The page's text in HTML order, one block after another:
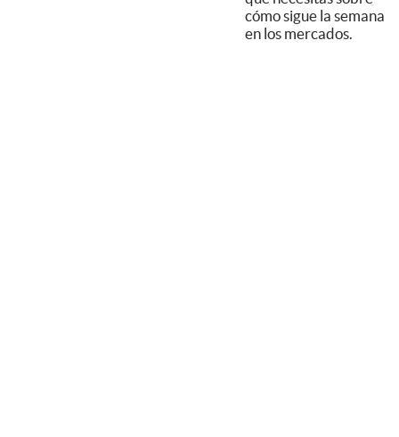
cómo sigue la semana
en los mercados.